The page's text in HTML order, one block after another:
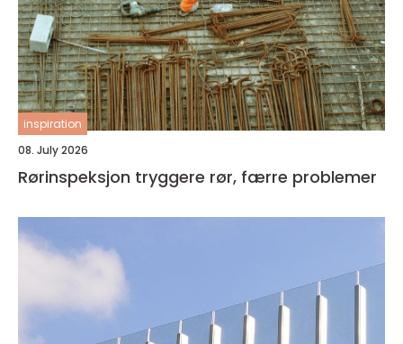
inspiration
08. July 2026
Rørinspeksjon tryggere rør, færre problemer